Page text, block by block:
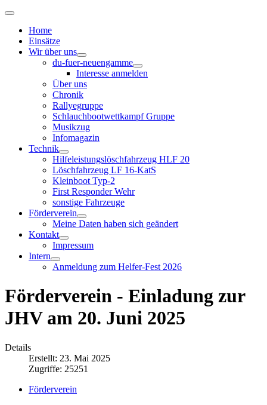
Home
Einsätze
Wir über uns
du-fuer-neuengamme
Interesse anmelden
Über uns
Chronik
Rallyegruppe
Schlauchbootwettkampf Gruppe
Musikzug
Infomagazin
Technik
Hilfeleistungslöschfahrzeug HLF 20
Löschfahrzeug LF 16-KatS
Kleinboot Typ-2
First Responder Wehr
sonstige Fahrzeuge
Förderverein
Meine Daten haben sich geändert
Kontakt
Impressum
Intern
Anmeldung zum Helfer-Fest 2026
Förderverein - Einladung zur
JHV am 20. Juni 2025
Details
Erstellt: 23. Mai 2025
Zugriffe: 25251
Förderverein